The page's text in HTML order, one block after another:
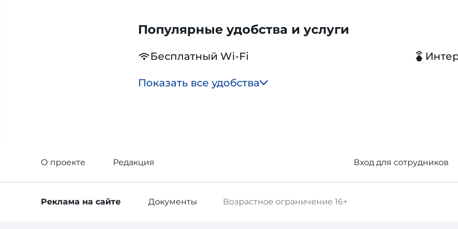
Популярные удобства и услуги
Бесплатный Wi-Fi
Показать все удобства
О проекте Редакция Вход для сотрудников
Возрастное ограничение 16+
Реклама на сайте Документы